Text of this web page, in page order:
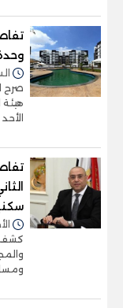
السبت
صرح
هيئة
الأحد 26 مار
الأحد 19/
كشف